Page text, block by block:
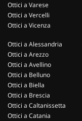
Ottici a Varese
Ottici a Vercelli
Ottici a Vicenza
Ottici a Alessandria
Ottici a Arezzo
Ottici a Avellino
Ottici a Belluno
Ottici a Biella
Ottici a Brescia
Ottici a Caltanissetta
Ottici a Catania